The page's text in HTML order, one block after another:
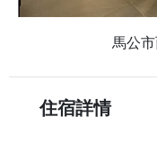
馬公
住宿詳情